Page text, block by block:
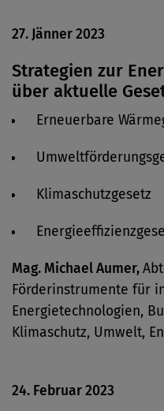
27. Jänner 2023
Strategien zur
über aktuelle
Erneuerbare
Klimaschutzgesetz
Mag. Michael Aumer,
Förderinstrumente für
Energietechnologien,
Klimaschutz, Umwelt,
24. Februar 2023